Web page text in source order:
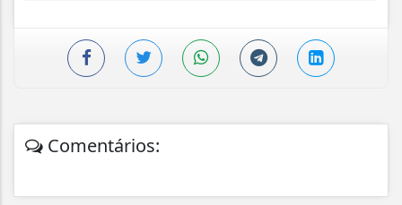
Comentários: